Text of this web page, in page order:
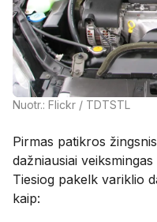
Nuotr.: Flickr / TDTSTL
Pirmas patikros
dažniausiai
Tiesiog pakelk variklio
kaip: